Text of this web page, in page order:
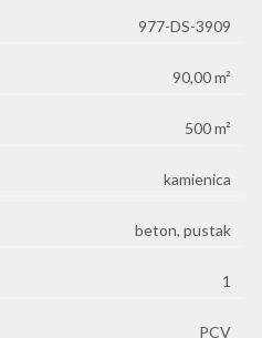
977-DS-3909
90,00 m²
500 m²
kamienica
beton, pustak
1
PCV